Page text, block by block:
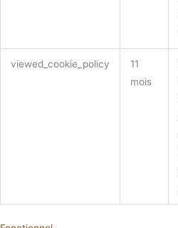
viewed_cookie_policy
11
mois